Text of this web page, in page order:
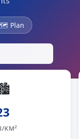
Plan
KM²